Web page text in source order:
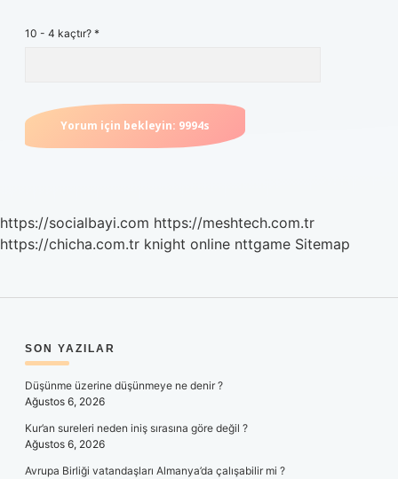
10 - 4 kaçtır? *
https://socialbayi.com https://meshtech.com.tr
https://chicha.com.tr knight online nttgame Sitemap
SIDEBAR
SON YAZILAR
Düşünme üzerine düşünmeye ne denir ?
Ağustos 6, 2026
Kur’an sureleri neden iniş sırasına göre değil ?
Ağustos 6, 2026
Avrupa Birliği vatandaşları Almanya’da çalışabilir mi ?